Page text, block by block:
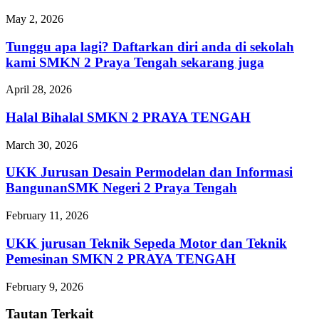
May 2, 2026
Tunggu apa lagi? Daftarkan diri anda di sekolah
kami SMKN 2 Praya Tengah sekarang juga
April 28, 2026
Halal Bihalal SMKN 2 PRAYA TENGAH
March 30, 2026
UKK Jurusan Desain Permodelan dan Informasi
BangunanSMK Negeri 2 Praya Tengah
February 11, 2026
UKK jurusan Teknik Sepeda Motor dan Teknik
Pemesinan SMKN 2 PRAYA TENGAH
February 9, 2026
Tautan Terkait